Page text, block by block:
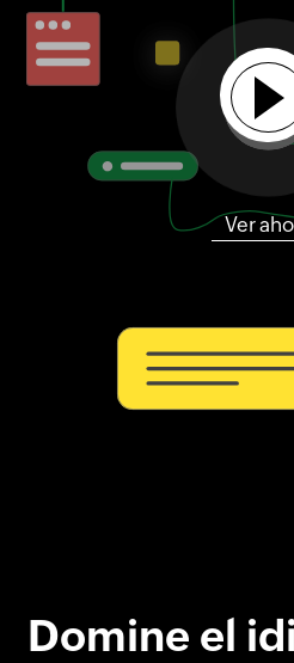
Ver
Domine el